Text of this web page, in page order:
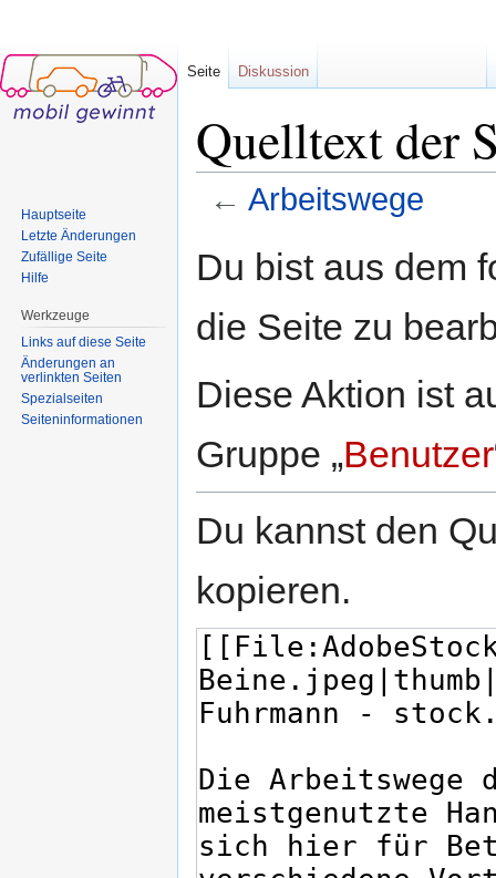
Quelltext der
← Arbeitswege
Du bist aus dem
die Seite zu
Diese Aktion ist
Gruppe „Benutzer
Du kannst den
kopieren.
Seite Diskussion
Hauptseite
Letzte Änderungen
Zufällige Seite
Hilfe
Werkzeuge
Links auf diese Seite
Änderungen an
verlinkten Seiten
Spezialseiten
Seiten­informationen